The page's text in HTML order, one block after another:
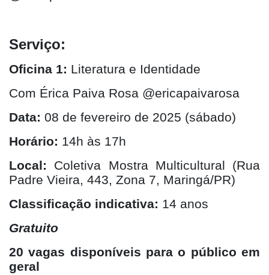
Serviço:
Oficina 1: Literatura e Identidade
Com Érica Paiva Rosa @ericapaivarosa
Data: 08 de fevereiro de 2025 (sábado)
Horário: 14h às 17h
Local: Coletiva Mostra Multicultural (Rua
Padre Vieira, 443, Zona 7, Maringá/PR)
Classificação indicativa: 14 anos
Gratuito
20 vagas disponíveis para o público em
geral